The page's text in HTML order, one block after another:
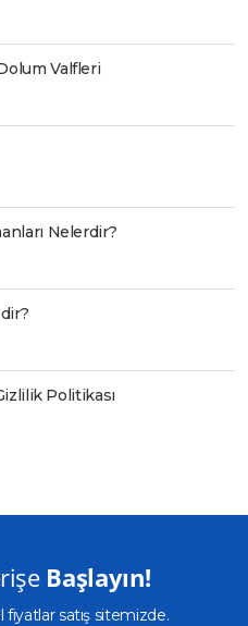
Valfleri
Nelerdir?
Politikası
Başlayın!
satış sitemizde.